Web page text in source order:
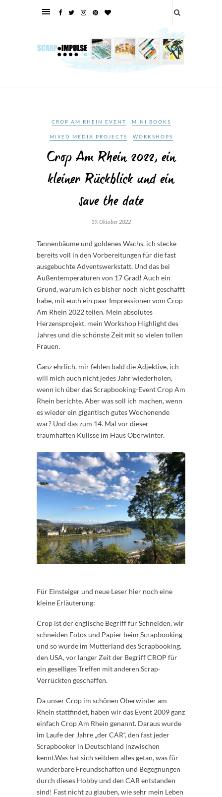
CROP AM RHEIN EVENT MINI BOOKS
MIXED MEDIA PROJECTS WORKSHOPS
Crop Am Rhein 2022, ein
kleiner Rückblick und ein
save the date
19. Oktober 2022
Tannenbäume und goldenes Wachs, ich stecke
bereits voll in den Vorbereitungen für die fast
ausgebuchte Adventswerkstatt. Und das bei
Außentemperaturen von 17 Grad! Auch ein
Grund, warum ich es bisher noch nicht geschafft
habe, mit euch ein paar Impressionen vom Crop
Am Rhein 2022 teilen. Mein absolutes
Herzensprojekt, mein Workshop Highlight des
Jahres und die schönste Zeit mit so vielen tollen
Frauen.
Ganz ehrlich, mir fehlen bald die Adjektive, ich
will mich auch nicht jedes Jahr wiederholen,
wenn ich über das Scrapbooking-Event Crop Am
Rhein berichte. Aber was soll ich machen, wenn
es wieder ein gigantisch gutes Wochenende
war? Und das zum 14. Mal vor dieser
traumhaften Kulisse im Haus Oberwinter.
Für Einsteiger und neue Leser hier noch eine
kleine Erläuterung:
Crop ist der englische Begriff für Schneiden, wir
schneiden Fotos und Papier beim Scrapbooking
und so wurde im Mutterland des Scrapbooking,
den USA, vor langer Zeit der Begriff CROP für
ein geselliges Treffen mit anderen Scrap-
Verrückten geschaffen.
Da unser Crop im schönen Oberwinter am
Rhein stattfindet, haben wir das Event 2009 ganz
einfach Crop Am Rhein genannt. Daraus wurde
im Laufe der Jahre „der CAR“, den fast jeder
Scrapbooker in Deutschland inzwischen
kennt.Was hat sich seitdem alles getan, was für
wunderbare Freundschaften und Begegnungen
durch dieses Hobby und den CAR entstanden
sind! Fast nicht zu glauben, wie sehr mein Leben